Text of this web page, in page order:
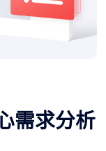
需求分析